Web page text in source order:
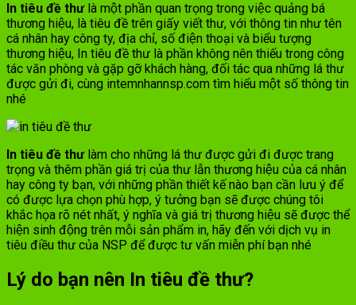
In tiêu đề thư là một phần quan trọng trong việc quảng bá
thương hiệu, là tiêu đề trên giấy viết thư, với thông tin như tên
cá nhân hay công ty, địa chỉ, số điện thoại và biểu tượng
thương hiệu, In tiêu đề thư là phần không nên thiếu trong công
tác văn phòng và gặp gỡ khách hàng, đối tác qua những lá thư
được gửi đi, cùng intemnhannsp.com tìm hiểu một số thông tin
nhé
In tiêu đề thưlàm cho những lá thư được gửi đi được trang
trọng và thêm phần giá trị của thư lẫn thương hiệu của cá nhân
hay công ty bạn, với những phần thiết kế nào bạn cần lưu ý để
có được lựa chọn phù hợp, ý tưởng bạn sẽ được chúng tôi
khắc họa rõ nét nhất, ý nghĩa và giá trị thương hiệu sẽ được thể
hiện sinh động trên mỗi sản phẩm in, hãy đến với dịch vụ in
tiêu điều thư của NSP để được tư vấn miễn phí bạn nhé
Lý do bạn nên In tiêu đề thư?